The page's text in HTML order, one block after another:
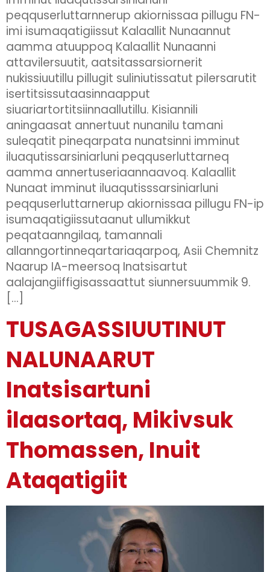
peqquserluttarnnerup akiornissaa pillugu FN-
imi isumaqatigiissut Kalaallit Nunaannut
aamma atuuppoq Kalaallit Nunaanni
attavilersuutit, aatsitassarsiornerit
nukissiuutillu pillugit suliniutissatut pilersarutit
isertitsissutaasinnaapput
siuariartortitsiinnaallutillu. Kisiannili
aningaasat annertuut nunanilu tamani
suleqatit pineqarpata nunatsinni imminut
iluaqutissarsiniarluni peqquserluttarneq
aamma annertuseriaannaavoq. Kalaallit
Nunaat imminut iluaqutisssarsiniarluni
peqquserluttarnerup akiornissaa pillugu FN-ip
isumaqatigiissutaanut ullumikkut
peqataanngilaq, tamannali
allanngortinneqartariaqarpoq, Asii Chemnitz
Naarup IA-meersoq Inatsisartut
aalajangiiffigisassaattut siunnersuummik 9.
[…]
TUSAGASSIUUTINUT
NALUNAARUT
Inatsisartuni
ilaasortaq, Mikivsuk
Thomassen, Inuit
Ataqatigiit